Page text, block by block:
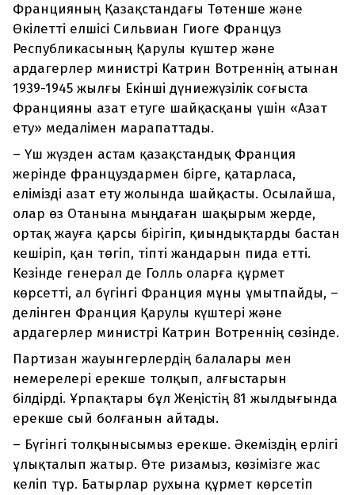
Францияның Қазақстандағы Төтенше және
Өкілетті елшісі Сильвиан Гиоге Француз
Республикасының Қарулы күштер және
ардагерлер министрі Катрин Вотреннің атынан
1939-1945 жылғы Екінші дүниежүзілік соғыста
Францияны азат етуге шайқасқаны үшін «Азат
ету» медалімен марапаттады.
– Үш жүзден астам қазақстандық Франция
жерінде француздармен бірге, қатарласа,
елімізді азат ету жолында шайқасты. Осылайша,
олар өз Отанына мыңдаған шақырым жерде,
ортақ жауға қарсы бірігіп, қиындықтарды бастан
кешіріп, қан төгіп, тіпті жандарын пида етті.
Кезінде генерал де Голль оларға құрмет
көрсетті, ал бүгінгі Франция мұны ұмытпайды, –
делінген Франция Қарулы күштері және
ардагерлер министрі Катрин Вотреннің сөзінде.
Партизан жауынгерлердің балалары мен
немерелері ерекше толқып, алғыстарын
білдірді. Ұрпақтары бұл Жеңістің 81 жылдығында
ерекше сый болғанын айтады.
– Бүгінгі толқынысымыз ерекше. Әкеміздің ерлігі
ұлықталып жатыр. Өте ризамыз, көзімізге жас
келіп тұр. Батырлар рухына құрмет көрсетіп